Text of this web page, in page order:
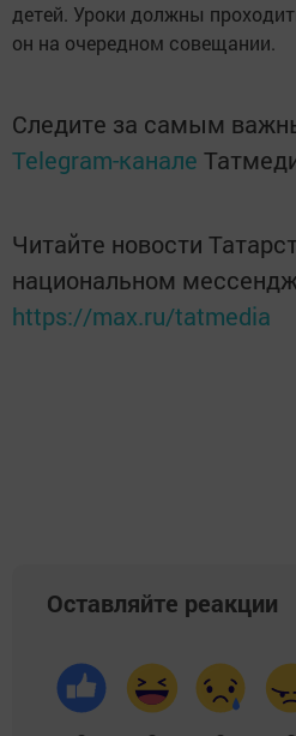
детей. Уроки должны
он на очередном совещании.
Следите за самым
Telegram-канале
Читайте новости
национальном
https://max.ru/tatmedia
Оставляйте реакции